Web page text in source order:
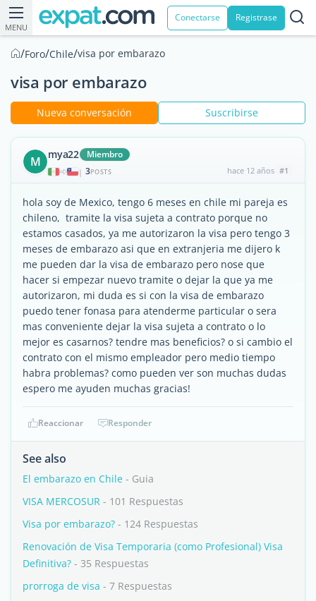
MENU
Conectarse Registrase
/Foro/Chile/visa por embarazo
visa por embarazo
Nueva conversación Suscribirse
M mya22 Miembro
| 3POSTS hace 12 años #1
hola soy de Mexico, tengo 6 meses en chile mi pareja es
chileno, tramite la visa sujeta a contrato porque no
estamos casados, ya me autorizaron la visa pero tengo 3
meses de embarazo asi que en extranjeria me dijero k
me pueden dar la visa de embarazo pero nose que
hacer si empezar nuevo tramite o dejar la que ya me
autorizaron, mi duda es si con la visa de embarazo
puedo tener fonasa para atenderme particular o sera
mas conveniente dejar la visa sujeta a contrato o lo
mejor es casarnos? tendre mas beneficios? o si cambio el
contrato con el mismo empleador pero medio tiempo
habra problemas? como pueden ver son muchas dudas
espero me ayuden muchas gracias!
Reaccionar Responder
See also
El embarazo en Chile - Guia
VISA MERCOSUR - 101 Respuestas
Visa por embarazo? - 124 Respuestas
Renovación de Visa Temporaria (como Profesional) Visa
Definitiva? - 35 Respuestas
prorroga de visa - 7 Respuestas